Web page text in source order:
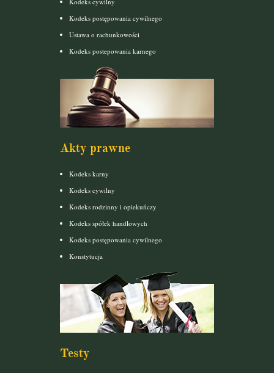
Kodeks postępowania cywilnego
Ustawa o rachunkowości
Kodeks postepowania karnego
Akty prawne
Kodeks karny
Kodeks cywilny
Kodeks rodzinny i opiekuńczy
Kodeks spółek handlowych
Kodeks postępowania cywilnego
Konstytucja
Testy